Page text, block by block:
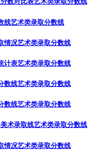
线艺术类录取分数线
情况艺术类录取分数线
计表艺术类录取分数线
数线艺术类录取分数线
数线艺术类录取分数线
术录取线艺术类录取分数线
情况艺术类录取分数线